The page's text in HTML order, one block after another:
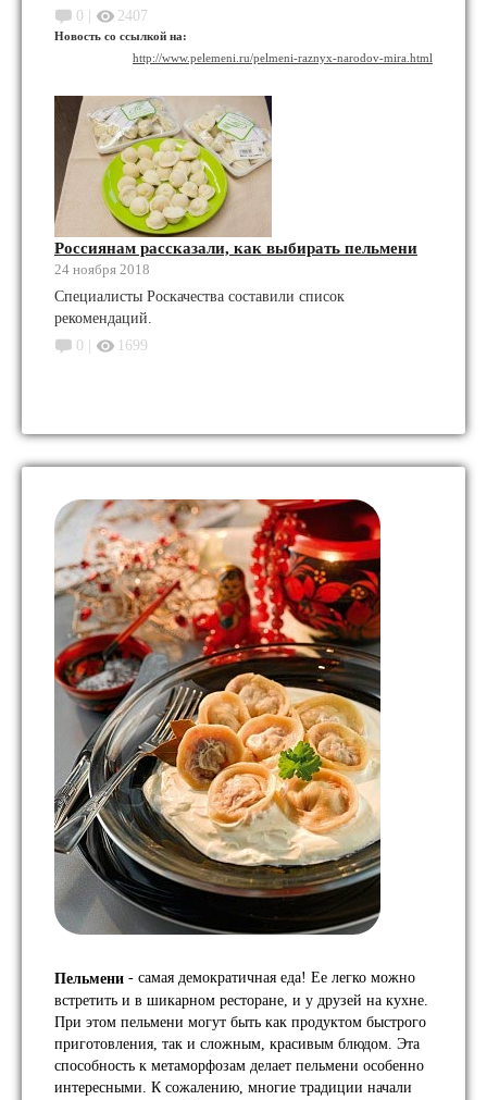
0 | 2407
Новость со ссылкой на:
http://www.pelemeni.ru/pelmeni-raznyx-narodov-mira.html
Россиянам рассказали, как выбирать пельмени
24 ноября 2018
Специалисты Роскачества составили список
рекомендаций.
0 |
1699
Пельмени - самая демократичная еда! Ее легко можно
встретить и в шикарном ресторане, и у друзей на кухне.
При этом пельмени могут быть как продуктом быстрого
приготовления, так и сложным, красивым блюдом. Эта
способность к метаморфозам делает пельмени особенно
интересными. К сожалению, многие традиции начали